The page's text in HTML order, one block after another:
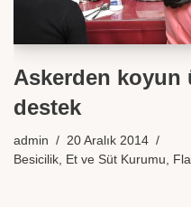
Askerden
destek
admin
20 Aralık 2014
Besicilik, Et ve Süt Kurumu,